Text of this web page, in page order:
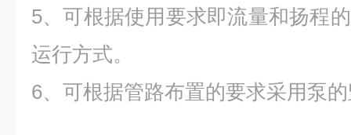
5、可根据使用要求即流量和扬程
运行方式。
6、可根据管路布置的要求采用泵